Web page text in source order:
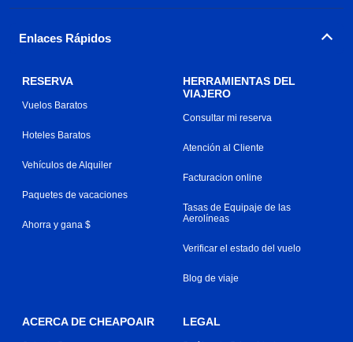
Enlaces Rápidos
RESERVA
Vuelos Baratos
Hoteles Baratos
Vehículos de Alquiler
Paquetes de vacaciones
Ahorra y gana $
HERRAMIENTAS DEL
VIAJERO
Consultar mi reserva
Atención al Cliente
Facturacion online
Tasas de Equipaje de las
Aerolíneas
Verificar el estado del vuelo
Blog de viaje
ACERCA DE CHEAPOAIR LEGAL